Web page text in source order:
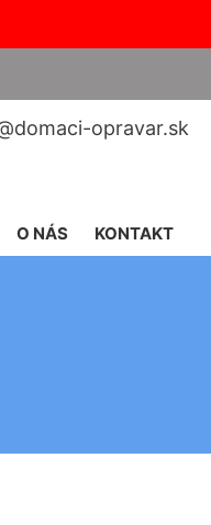
opravar.sk
KONTAKT
O NÁS